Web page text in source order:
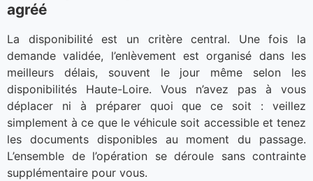
agréé
La disponibilité est un critère central. Une fois la
demande validée, l’enlèvement est organisé dans les
meilleurs délais, souvent le jour même selon les
disponibilités Haute-Loire. Vous n’avez pas à vous
déplacer ni à préparer quoi que ce soit : veillez
simplement à ce que le véhicule soit accessible et tenez
les documents disponibles au moment du passage.
L’ensemble de l’opération se déroule sans contrainte
supplémentaire pour vous.